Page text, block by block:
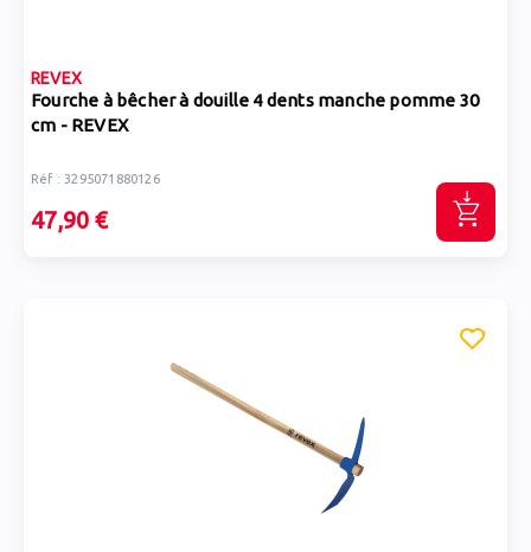
REVEX
Fourche à bêcher à douille 4 dents manche pomme 30
cm - REVEX
Réf : 3295071880126
47,90 €